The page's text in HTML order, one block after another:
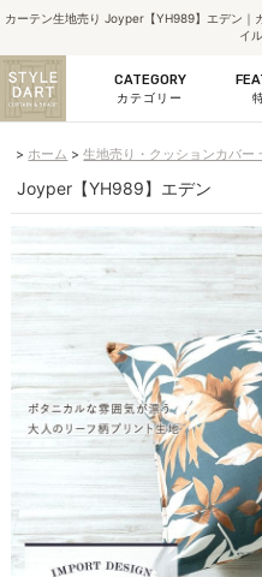
カーテン生地売り Joyper【YH989】エデン｜
イ
CATEGORY
カテゴリー
ホーム 生地売り・クッションカバー
Joyper【YH989】エデン